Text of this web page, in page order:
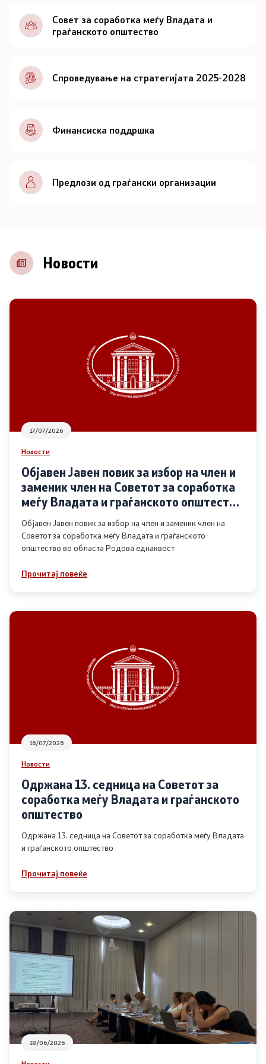
Документи
Совет
За советот
Документи
Записници и дневни редови од седниците на
Советот
Контакт
Основање на здружение
Дијалог меѓу Владата и граѓанскиот сектор
Отворени денови за иницијативи на граѓанските
организации
Финансиска поддршка
Извештаи
Список на ОЈИ
Контакт
Контакт
Линкови
Изјава за пристапност
Со еден клик до сите услуги
Совет за соработка меѓу Владата и
граѓанското општество
Спроведување на стратегијата 2025-2028
Финансиска поддршка
Предлози од граѓански организации
Новости
17/07/2026
Новости
Објавен Јавен повик за избор на член и
заменик член на Советот за соработка
меѓу Владата и граѓанското општество
во областа Родова еднаквост
Објавен Јавен повик за избор на член и заменик член на
Советот за соработка меѓу Владата и граѓанското
општество во областа Родова еднаквост
Прочитај повеќе
16/07/2026
Новости
Одржана 13. седница на Советот за
соработка меѓу Владата и граѓанското
општество
Одржана 13. седница на Советот за соработка меѓу Владата
и граѓанското општество
Прочитај повеќе
18/06/2026